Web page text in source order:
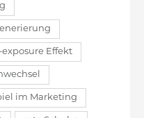
Effekt
im Marketing